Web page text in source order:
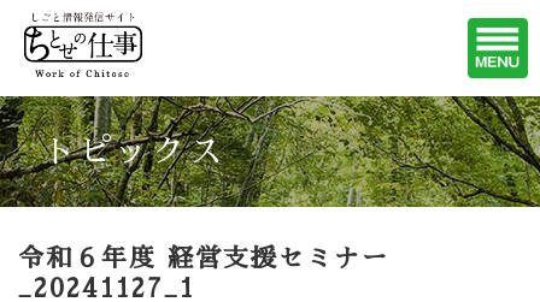
トピックス
令和６年度 経営支援セミナー
_20241127_1